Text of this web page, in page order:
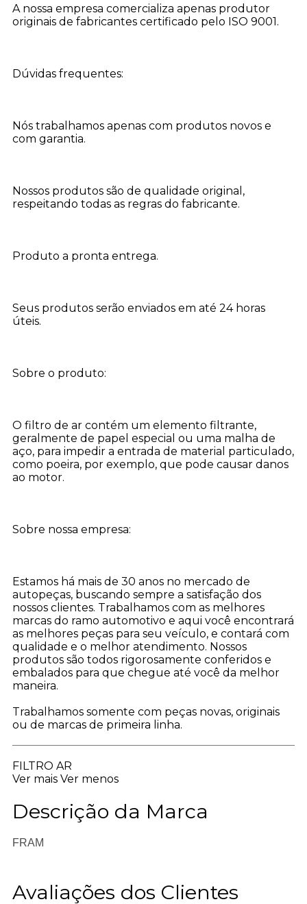
A nossa empresa comercializa apenas produtor
originais de fabricantes certificado pelo ISO 9001.
Dúvidas frequentes:
Nós trabalhamos apenas com produtos novos e
com garantia.
Nossos produtos são de qualidade original,
respeitando todas as regras do fabricante.
Produto a pronta entrega.
Seus produtos serão enviados em até 24 horas
úteis.
Sobre o produto:
O filtro de ar contém um elemento filtrante,
geralmente de papel especial ou uma malha de
aço, para impedir a entrada de material particulado,
como poeira, por exemplo, que pode causar danos
ao motor.
Sobre nossa empresa:
Estamos há mais de 30 anos no mercado de
autopeças, buscando sempre a satisfação dos
nossos clientes. Trabalhamos com as melhores
marcas do ramo automotivo e aqui você encontrar
as melhores peças para seu veículo, e contará com
qualidade e o melhor atendimento. Nossos
produtos são todos rigorosamente conferidos e
embalados para que chegue até você da melhor
maneira.
Trabalhamos somente com peças novas, originais
ou de marcas de primeira linha.
FILTRO AR
Ver mais Ver menos
Descrição da Marca
FRAM
Avaliações dos Clientes